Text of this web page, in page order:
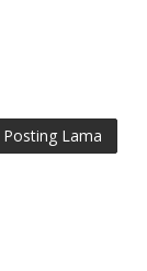
Posting Lama